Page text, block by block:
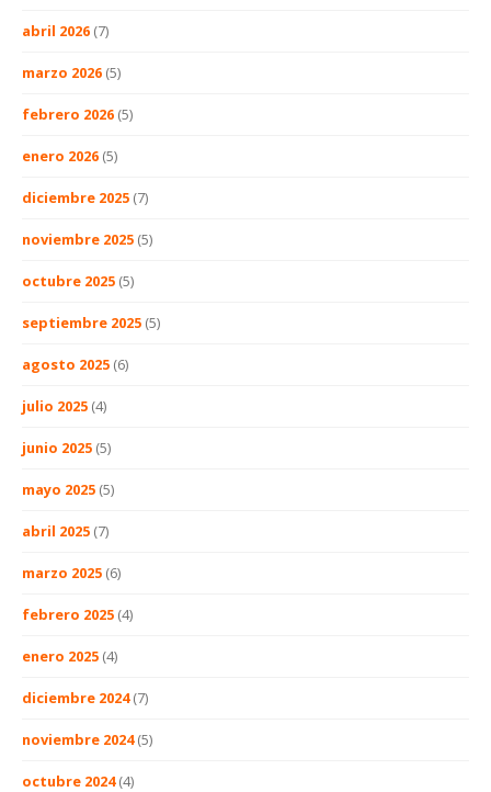
abril 2026 (7)
marzo 2026 (5)
febrero 2026 (5)
enero 2026 (5)
diciembre 2025 (7)
noviembre 2025 (5)
octubre 2025 (5)
septiembre 2025 (5)
agosto 2025 (6)
julio 2025 (4)
junio 2025 (5)
mayo 2025 (5)
abril 2025 (7)
marzo 2025 (6)
febrero 2025 (4)
enero 2025 (4)
diciembre 2024(7)
noviembre 2024(5)
octubre 2024(4)